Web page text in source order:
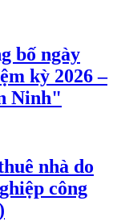
bố ngày
kỳ 2026 –
Ninh"
nhà do
công